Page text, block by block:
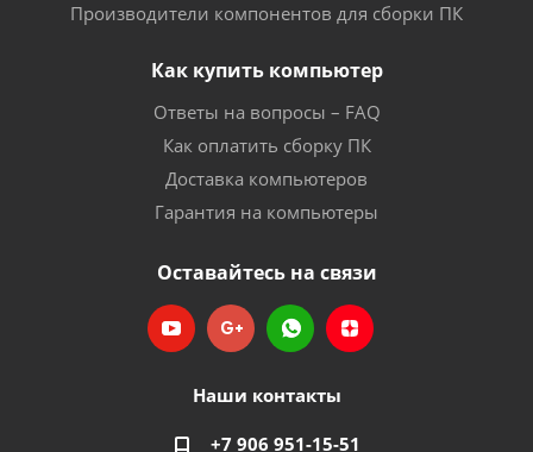
Производители компонентов для сборки ПК
Как купить компьютер
Ответы на вопросы – FAQ
Как оплатить сборку ПК
Доставка компьютеров
Гарантия на компьютеры
Оставайтесь на связи
Наши контакты
+7 906 951-15-51